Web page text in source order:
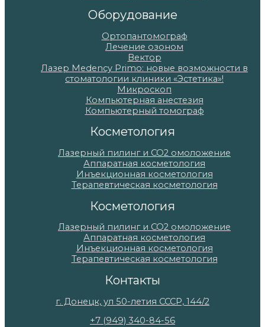
Оборудование
Ортопантомограф
Лечение озоном
Вектор
Лазер Medency Primo: новые возможности в
стоматологии клиники «Эстетика»!
Микроскоп
Компьютерная анестезия
Компьютерный томограф
Косметология
Лазерный пилинг и СО2 омоложение
Аппаратная косметология
Инъекционная косметология
Терапевтическая косметология
Косметология
Лазерный пилинг и СО2 омоложение
Аппаратная косметология
Инъекционная косметология
Терапевтическая косметология
Контакты
г. Донецк, ул 50-летия СССР, 144/2
+7 (949) 340-84-56